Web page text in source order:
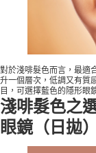
對於淺啡髮色而言，最適
升一個層次，低調又有質
目，可選擇藍色的隱形眼
淺啡髮色之
眼鏡（日拋）